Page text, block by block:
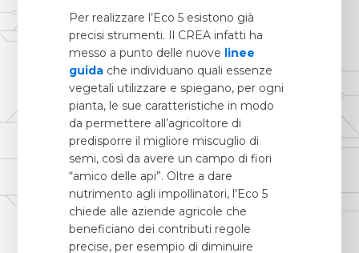
Per realizzare l’Eco 5 esistono già
precisi strumenti. Il CREA infatti ha
messo a punto delle nuove linee
guida che individuano quali essenze
vegetali utilizzare e spiegano, per ogni
pianta, le sue caratteristiche in modo
da permettere all’agricoltore di
predisporre il migliore miscuglio di
semi, così da avere un campo di fiori
“amico delle api”. Oltre a dare
nutrimento agli impollinatori, l’Eco 5
chiede alle aziende agricole che
beneficiano dei contributi regole
precise, per esempio di diminuire